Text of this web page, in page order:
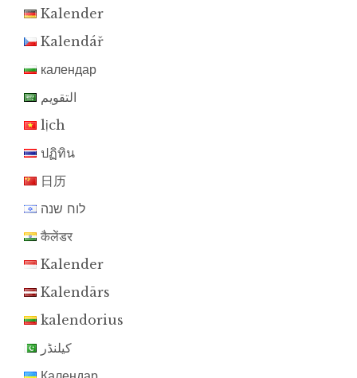
Kalender
Kalendář
календар
التقويم
lịch
ปฏิทิน
日历
לוח שנה
कैलेंडर
Kalender
Kalendārs
kalendorius
کیلنڈر